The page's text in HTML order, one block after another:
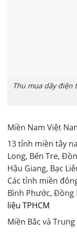
Thu mua dây điện
Miền Nam Việt
13 tỉnh miền tây
Long, Bến Tre,
Hậu Giang, Bạc
Các tỉnh miền
Bình Phước, Đồng
liệu TPHCM
Miền Bắc và